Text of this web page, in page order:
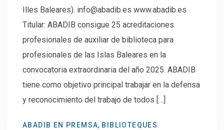
Illes Baleares). info@abadib.es www.abadib.es
Titular: ABADIB consigue 25 acreditaciones
profesionales de auxiliar de biblioteca para
profesionales de las Islas Baleares en la
convocatoria extraordinaria del año 2025. ABADIB
tiene como objetivo principal trabajar en la defensa
y reconocimiento del trabajo de todos […]
ABADIB EN PREMSA, BIBLIOTEQUES